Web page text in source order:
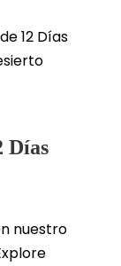
12 Días
Días
nuestro